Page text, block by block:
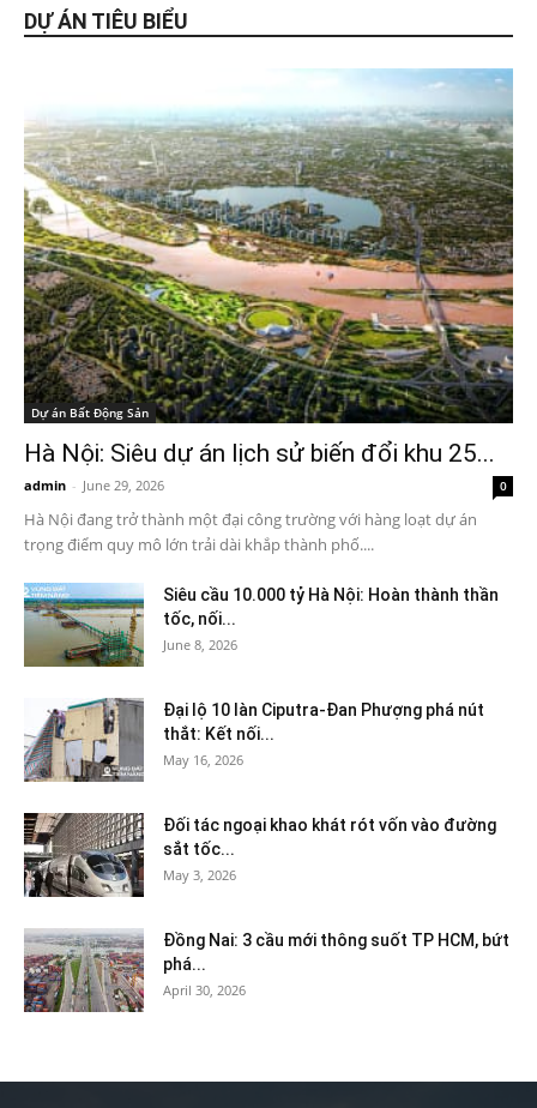
DỰ ÁN TIÊU BIỂU
Dự án Bất Động Sản
Hà Nội: Siêu dự án lịch sử biến đổi khu 25...
admin - June 29, 2026 0
Hà Nội đang trở thành một đại công trường với hàng loạt dự án
trọng điểm quy mô lớn trải dài khắp thành phố....
Siêu cầu 10.000 tỷ Hà Nội: Hoàn thành thần
tốc, nối...
June 8, 2026
Đại lộ 10 làn Ciputra-Đan Phượng phá nút
thắt: Kết nối...
May 16, 2026
Đối tác ngoại khao khát rót vốn vào đường
sắt tốc...
May 3, 2026
Đồng Nai: 3 cầu mới thông suốt TP HCM, bứt
phá...
April 30, 2026